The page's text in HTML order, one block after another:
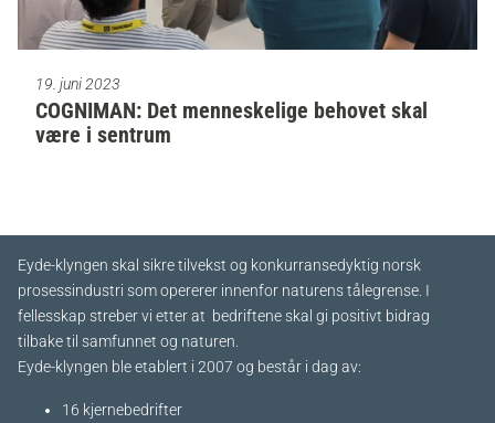
19. juni 2023
COGNIMAN: Det menneskelige behovet skal
være i sentrum
Eyde-klyngen skal sikre tilvekst og konkurransedyktig norsk
prosessindustri som opererer innenfor naturens tålegrense. I
fellesskap streber vi etter at bedriftene skal gi positivt bidrag
tilbake til samfunnet og naturen.
Eyde-klyngen ble etablert i 2007 og består i dag av:
16 kjernebedrifter​